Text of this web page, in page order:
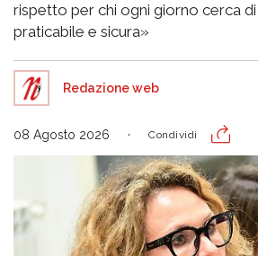
rispetto per chi ogni giorno cerca
praticabile e sicura»
Redazione web
08 Agosto 2026 Condividi